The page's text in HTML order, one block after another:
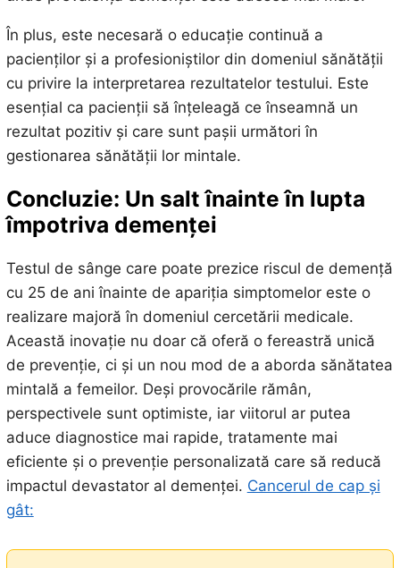
În plus, este necesară o educație continuă a
pacienților și a profesioniștilor din domeniul sănătății
cu privire la interpretarea rezultatelor testului. Este
esențial ca pacienții să înțeleagă ce înseamnă un
rezultat pozitiv și care sunt pașii următori în
gestionarea sănătății lor mintale.
Concluzie: Un salt înainte în lupta
împotriva demenței
Testul de sânge care poate prezice riscul de demență
cu 25 de ani înainte de apariția simptomelor este o
realizare majoră în domeniul cercetării medicale.
Această inovație nu doar că oferă o fereastră unică
de prevenție, ci și un nou mod de a aborda sănătatea
mintală a femeilor. Deși provocările rămân,
perspectivele sunt optimiste, iar viitorul ar putea
aduce diagnostice mai rapide, tratamente mai
eficiente și o prevenție personalizată care să reducă
impactul devastator al demenței. Cancerul de cap și
gât: